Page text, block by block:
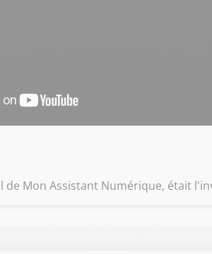
Mon Assistant Numérique, était